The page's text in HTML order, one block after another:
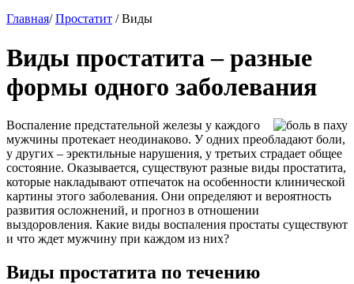
Главная/Простатит /Виды
Виды простатита – разные
формы одного заболевания
Воспаление предстательной железы у каждого
мужчины протекает неодинаково. У одних преобладают боли,
у других – эректильные нарушения, у третьих страдает общее
состояние. Оказывается, существуют разные виды простатита,
которые накладывают отпечаток на особенности клинической
картины этого заболевания. Они определяют и вероятность
развития осложнений, и прогноз в отношении
выздоровления. Какие виды воспаления простаты существуют
и что ждет мужчину при каждом из них?
Виды простатита по течению